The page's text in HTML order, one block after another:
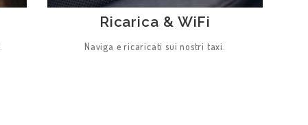
Ricarica & WiFi
Naviga e ricaricati sui nostri taxi.